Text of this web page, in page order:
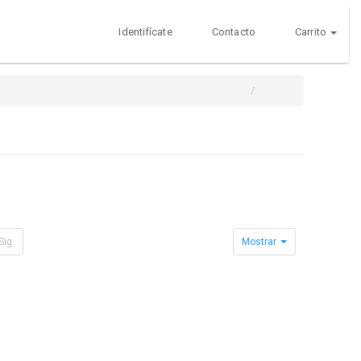
Identifícate Contacto Carrito
Mostrar